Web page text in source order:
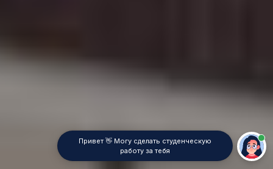
Привет 👋 Могу сделать студенческую
работу за тебя